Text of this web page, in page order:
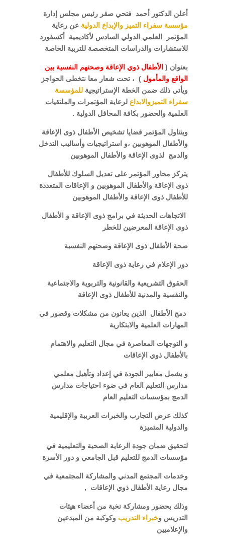
أعلن الدكتور أحمد فتحي صقر رئيس مجلس إدارة
مؤسسة سفراء التميز والإبداع الدولية عن رعاية
المؤتمر العلمي الدولي السادس لأكاديمية أكسفورد
للاستشارات والدراسات المتخصصة للتربية الخاصة
بعنوان ( الأطفال ذوي الإعاقة وصحتهم النفسية بين
الواقع والمأمول ) ، تحت شعار معا نتخطى الحواجز
ويأتي ذلك ضمن الخطة الإستراتيجية للمؤسسة
سفراء التميزوالابداع لرعاية المؤتمرات والملتقيات
العلمية والحضور بكافة المحافل الدولية .
ويتناول المؤتمر قضايا تشخيص الأطفال ذوى الإعاقة
والأطفال الموهوبين ،و استراتيجيات وأساليب التدخل
والدمج لذوى الإعاقة والأطفال الموهوبين
يتركز محاور المؤتمر على تعديل السلوك للأطفال
ذوى الإعاقة والأطفال الموهوبين و الإعاقات المتعددة
للأطفال ذوى الإعاقة والأطفال الموهوبين
الاتجاهات الحديثة في برامج ذوى الإعاقة و الأطفال
ذوى الإعاقة المعرضين للخطر
صحة الأطفال ذوى الإعاقة وصحتهم النفسية
دور الإعلام في رعاية ذوى الإعاقة
الحقوق التشريعية والقانونية والتربوية والاجتماعية
والنفسية والمدنية للأطفال ذوى الإعاقة
دمج الأطفال الذين يعانون من مشكلات وقصور في
المهارات العلمية والابتكارية
و التوجهات المعاصرة في مجال التعليم والاهتمام
بالأطفال ذوي الإعاقات
و يشمل معايير الجودة في إعداد وتأهيل معلمي
مدارس التعليم العام في ضوء احتياجات مدارس
الدمج بمؤسسات التعليم العام
كذلك عرض التجارب والخبرات العربية والإقليمية
والدولية المتميزة
لتحقيق ضمان جودة الرعاية الصحية والتعليمية في
مؤسسات الدمج للتعليم قبل الجامعي و دور الأسرة
وخدمات المجتمع المدني والمشاركة المجتمعية في
مجال رعاية الأطفال ذوي الإعاقات ,
وذلك بحضور ومشاركة نخبة من أعضاء هيئات
التدريس وخبراء التدريب وكوكبة من المبدعين
والإعلاميين